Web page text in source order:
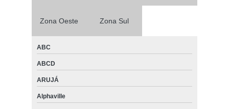
Zona Oeste Zona Sul
ABC
ABCD
ARUJÁ
Alphaville